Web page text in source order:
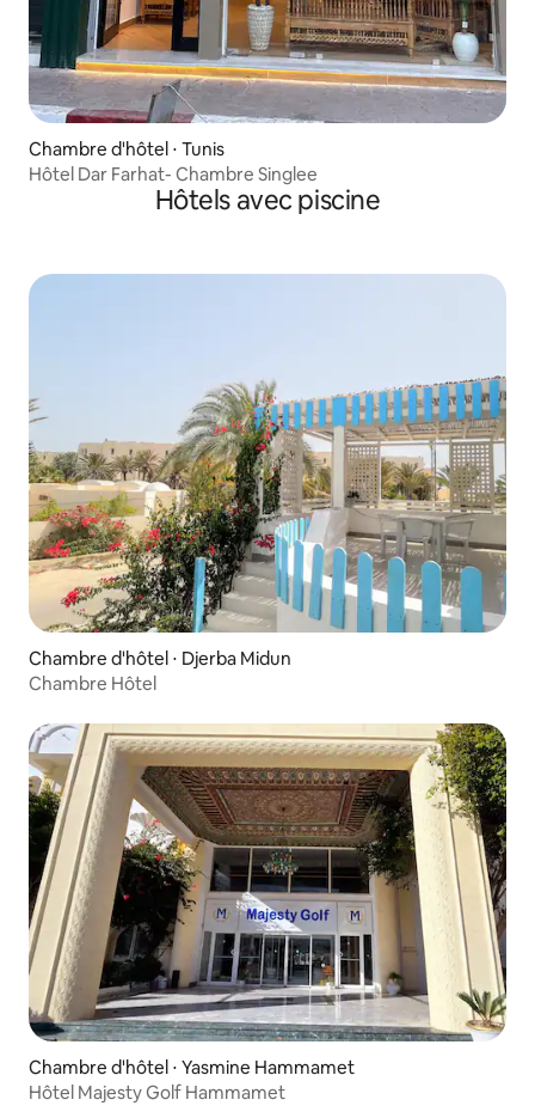
Chambre d'hôtel ⋅ Tunis
Hôtel Dar Farhat- Chambre Singlee
Hôtels avec piscine
Chambre d'hôtel ⋅ Djerba Midun
Chambre Hôtel
Chambre d'hôtel ⋅ Yasmine Hammamet
Hôtel Majesty Golf Hammamet